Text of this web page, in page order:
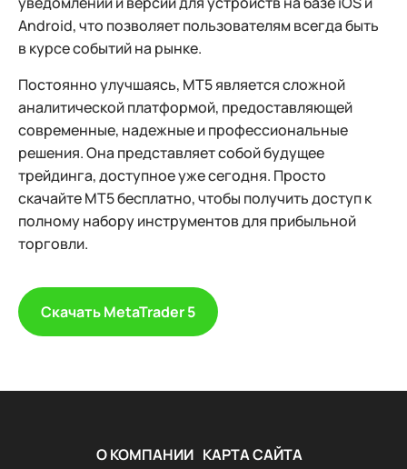
Android, что позволяет пользователям всегда быть
в курсе событий на рынке.
Постоянно улучшаясь, MT5 является сложной
аналитической платформой, предоставляющей
современные, надежные и профессиональные
решения. Она представляет собой будущее
трейдинга, доступное уже сегодня. Просто
скачайте MT5 бесплатно, чтобы получить доступ к
полному набору инструментов для прибыльной
торговли.
Скачать MetaTrader 5
О КОМПАНИИ КАРТА САЙТА